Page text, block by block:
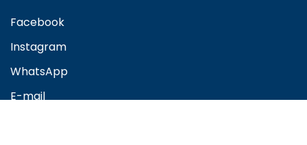
Facebook
Instagram
WhatsApp
E-mail